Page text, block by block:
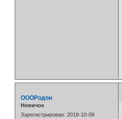
ОООРодон
Новичок
Зарегистрирован: 2018-10-09